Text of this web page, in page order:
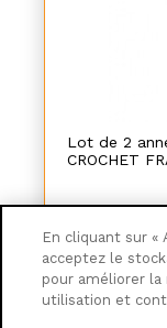
Lot de 2
CROCHET
En cliquant sur «
acceptez le
pour améliorer la
utilisation et